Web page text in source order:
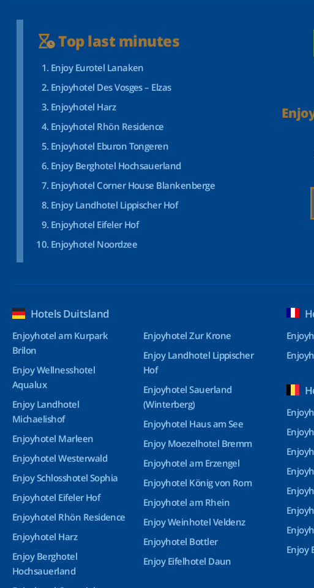
Top last minutes
Enjoy Eurotel Lanaken
Enjoyhotel Des Vosges – Elzas
Enjoyhotel Harz
Enjoyhotel Rhön Residence
Enjoyhotel Eburon Tongeren
Enjoy Berghotel Hochsauerland
Enjoyhotel Corner House Blankenberge
Enjoy Landhotel Lippischer Hof
Enjoyhotel Eifeler Hof
Enjoyhotel Noordzee
Hotels Duitsland
Enjoyhotel am Kurpark
Brilon
Enjoy Wellnesshotel
Aqualux
Enjoy Landhotel
Michaelishof
Enjoyhotel Marleen
Enjoyhotel Westerwald
Enjoy Schlosshotel Sophia
Enjoyhotel Eifeler Hof
Enjoyhotel Rhön Residence
Enjoyhotel Harz
Enjoy Berghotel
Hochsauerland
Enjoyhotel Zur Krone
Enjoy Landhotel Lippischer
Hof
Enjoyhotel Sauerland
(Winterberg)
Enjoyhotel Haus am See
Enjoy Moezelhotel Bremm
Enjoyhotel am Erzengel
Enjoyhotel König von Rom
Enjoyhotel am Rhein
Enjoy Weinhotel Veldenz
Enjoyhotel Bottler
Enjoy Eifelhotel Daun
Enjoy